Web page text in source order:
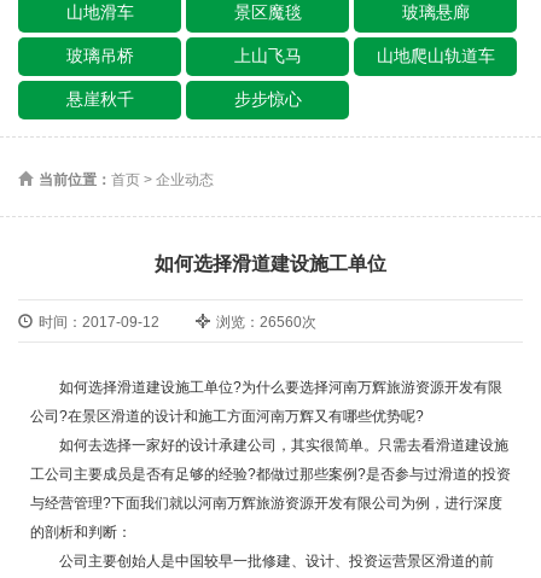
山地滑车 景区魔毯 玻璃悬廊
玻璃吊桥 上山飞马 山地爬山轨道车
悬崖秋千 步步惊心
当前位置： 首页 > 企业动态
如何选择滑道建设施工单位
时间：2017-09-12 浏览：26560次
如何选择滑道建设施工单位?为什么要选择河南万辉旅游资源开发有限
公司?在景区滑道的设计和施工方面河南万辉又有哪些优势呢?
如何去选择一家好的设计承建公司，其实很简单。只需去看滑道建设施
工公司主要成员是否有足够的经验?都做过那些案例?是否参与过滑道的投资
与经营管理?下面我们就以河南万辉旅游资源开发有限公司为例，进行深度
的剖析和判断：
公司主要创始人是中国较早一批修建、设计、投资运营景区滑道的前